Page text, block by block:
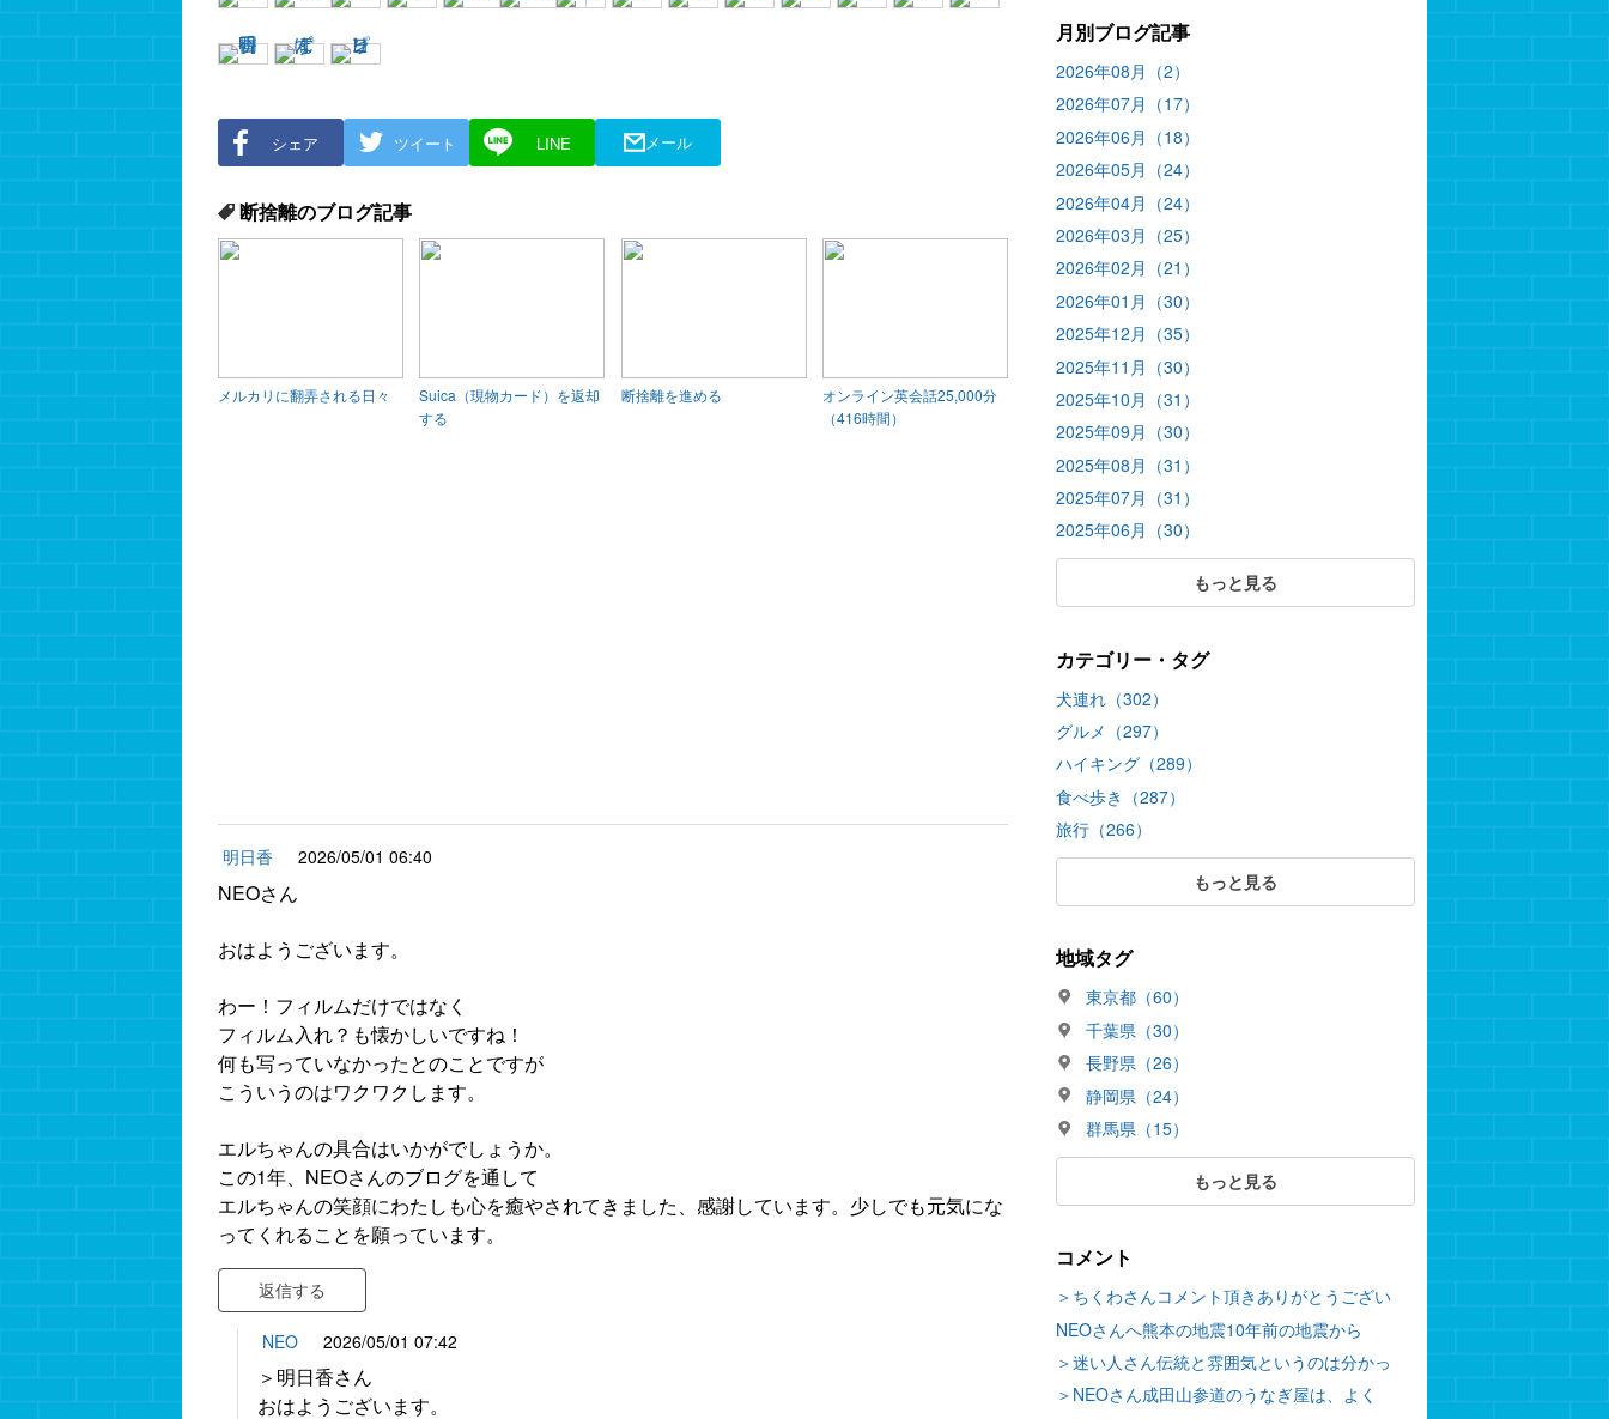
シェア ツイート LINE メール
断捨離のブログ記事
メルカリに翻弄される日々
Suica（現物カード）を返却
する
断捨離を進める
オンライン英会話25,000分
（416時間）
明日香 2026/05/01 06:40
NEOさん
おはようございます。
わー！フィルムだけではなく
フィルム入れ？も懐かしいですね！
何も写っていなかったとのことですが
こういうのはワクワクします。
エルちゃんの具合はいかがでしょうか。
この1年、NEOさんのブログを通して
エルちゃんの笑顔にわたしも心を癒やされてきました、感謝しています。少しでも元気にな
ってくれることを願っています。
返信する
NEO 2026/05/01 07:42
＞明日香さん
おはようございます。
月別ブログ記事
2026年08月（2）
2026年07月（17）
2026年06月（18）
2026年05月（24）
2026年04月（24）
2026年03月（25）
2026年02月（21）
2026年01月（30）
2025年12月（35）
2025年11月（30）
2025年10月（31）
2025年09月（30）
2025年08月（31）
2025年07月（31）
2025年06月（30）
もっと見る
カテゴリー・タグ
犬連れ（302）
グルメ（297）
ハイキング（289）
食べ歩き（287）
旅行（266）
もっと見る
地域タグ
東京都（60）
千葉県（30）
長野県（26）
静岡県（24）
群馬県（15）
もっと見る
コメント
＞ちくわさんコメント頂きありがとうござい
NEOさんへ熊本の地震10年前の地震から
＞迷い人さん伝統と雰囲気というのは分かっ
＞NEOさん成田山参道のうなぎ屋は、よく